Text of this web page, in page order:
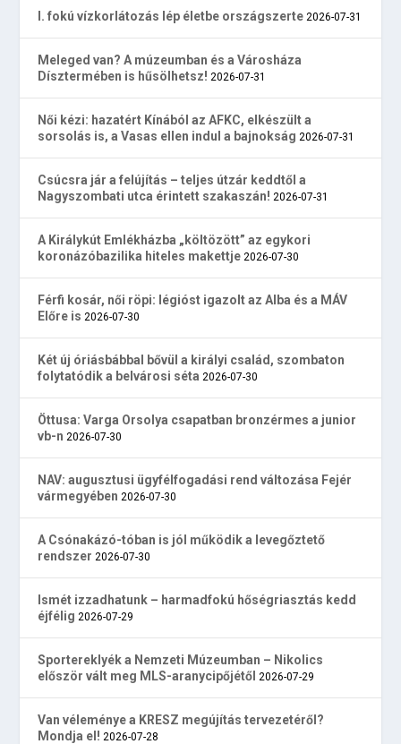
I. fokú vízkorlátozás lép életbe országszerte 2026-07-31
Meleged van? A múzeumban és a Városháza
Dísztermében is hűsölhetsz! 2026-07-31
Női kézi: hazatért Kínából az AFKC, elkészült a
sorsolás is, a Vasas ellen indul a bajnokság 2026-07-31
Csúcsra jár a felújítás – teljes útzár keddtől a
Nagyszombati utca érintett szakaszán! 2026-07-31
A Királykút Emlékházba „költözött” az egykori
koronázóbazilika hiteles makettje 2026-07-30
Férfi kosár, női röpi: légióst igazolt az Alba és a MÁV
Előre is 2026-07-30
Két új óriásbábbal bővül a királyi család, szombaton
folytatódik a belvárosi séta 2026-07-30
Öttusa: Varga Orsolya csapatban bronzérmes a junior
vb-n 2026-07-30
NAV: augusztusi ügyfélfogadási rend változása Fejér
vármegyében 2026-07-30
A Csónakázó-tóban is jól működik a levegőztető
rendszer 2026-07-30
Ismét izzadhatunk – harmadfokú hőségriasztás kedd
éjfélig 2026-07-29
Sportereklyék a Nemzeti Múzeumban – Nikolics
először vált meg MLS-aranycipőjétől 2026-07-29
Van véleménye a KRESZ megújítás tervezetéről?
Mondja el! 2026-07-28